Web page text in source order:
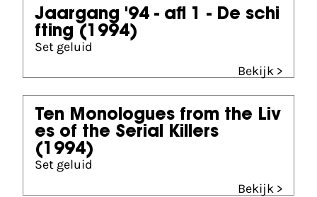
Jaargang '94 - afl 1 - De schi
fting (1994)
Set geluid
Bekijk >
Ten Monologues from the Liv
es of the Serial Killers
(1994)
Set geluid
Bekijk >